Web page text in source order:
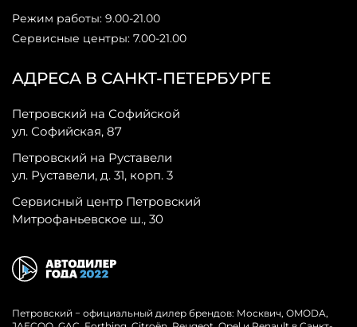
АДРЕСА В САНКТ-ПЕТЕРБУРГЕ
Петровский на Софийской
ул. Софийская, 87
Петровский на Руставели
ул. Руставели, д. 31, корп. 3
Сервисный центр Петровский
Митрофаньевское ш., 30
Режим работы: 9.00-21.00
Сервисные центры: 7.00-21.00
Петровский − официальный дилер брендов: Москвич, OMODA,